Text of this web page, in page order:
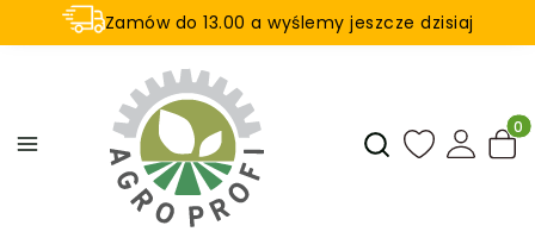
Zamów do 13.00 a wyślemy jeszcze dzisiaj
U nas na zwrot aż 21 dni
Otwórz